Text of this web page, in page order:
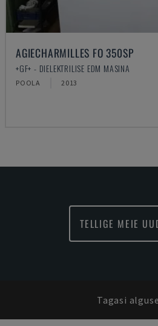
AGIECHARMILLES FO 350SP
+GF+ - DIELEKTRILISE EDM MASINA
POOLA 2013
TELLIGE MEIE
Tagasi